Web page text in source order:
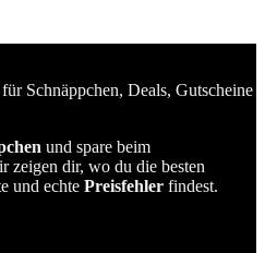
Schnäppchen, Deals, Gutscheine
und spare beim
zeigen dir, wo du die besten
und echte Preisfehler findest.